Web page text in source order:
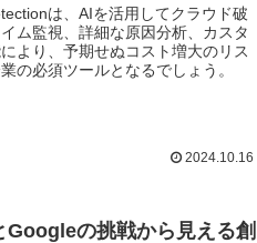
は、AIを活用してクラウド破
ム監視、詳細な原因分析、カスタ
より、予期せぬコスト増大のリス
の必須ツールとなるでしょう。
2024.10.16
の挑戦から見える創